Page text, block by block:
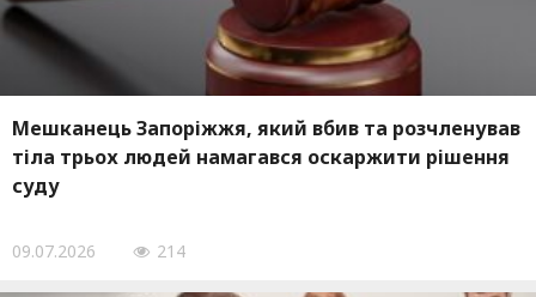
Мешканець Запоріжжя, який вбив та розчленував
тіла трьох людей намагався оскаржити рішення
суду
09.07.2026 214